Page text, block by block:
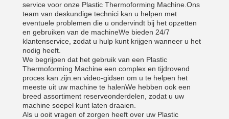
service voor onze Plastic Thermoforming Machine.Ons
team van deskundige technici kan u helpen met
eventuele problemen die u ondervindt bij het opzetten
en gebruiken van de machineWe bieden 24/7
klantenservice, zodat u hulp kunt krijgen wanneer u het
nodig heeft.
We begrijpen dat het gebruik van een Plastic
Thermoforming Machine een complex en tijdrovend
proces kan zijn.en video-gidsen om u te helpen het
meeste uit uw machine te halenWe hebben ook een
breed assortiment reserveonderdelen, zodat u uw
machine soepel kunt laten draaien.
Als u ooit vragen of zorgen heeft over uw Plastic